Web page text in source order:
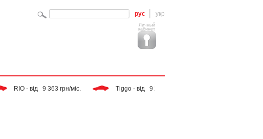
рус укр
Личный
кабинет
RIO - від   9 363 грн/міс. Tiggo - від   9 283 грн/міс.